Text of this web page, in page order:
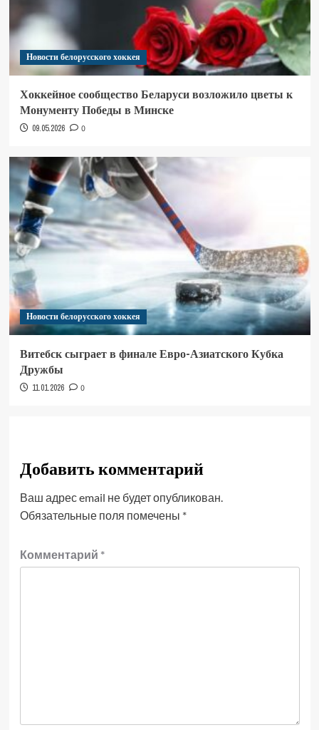
Новости белорусского хоккея
Хоккейное сообщество Беларуси возложило цветы к
Монументу Победы в Минске
09.05.2026 0
Новости белорусского хоккея
Витебск сыграет в финале Евро-Азиатского Кубка
Дружбы
11.01.2026 0
Добавить комментарий
Ваш адрес email не будет опубликован.
Обязательные поля помечены *
Комментарий *